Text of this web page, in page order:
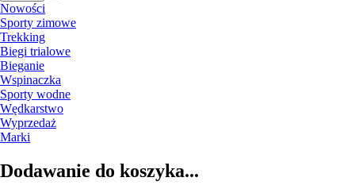
Nowości
Sporty zimowe
Trekking
Biegi trialowe
Bieganie
Wspinaczka
Sporty wodne
Wędkarstwo
Wyprzedaż
Marki
Dodawanie do koszyka...